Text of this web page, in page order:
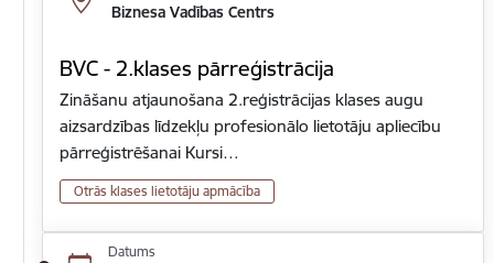
Biznesa Vadības Centrs
BVC - 2.klases pārreģistrācija
Zināšanu atjaunošana 2.reģistrācijas klases augu
aizsardzības līdzekļu profesionālo lietotāju apliecību
pārreģistrēšanai Kursi…
Otrās klases lietotāju apmācība
Datums